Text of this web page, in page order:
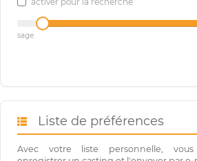
sage
Liste de préférences
Avec votre liste personnelle, vous